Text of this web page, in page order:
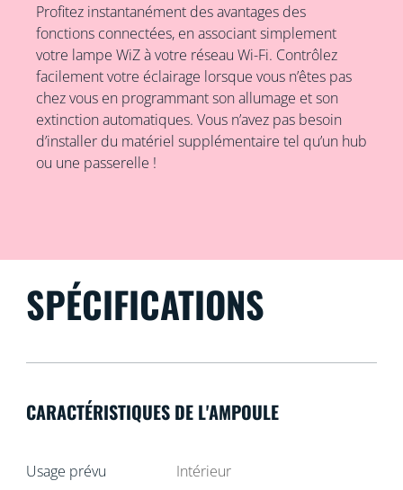
Profitez instantanément des avantages des
fonctions connectées, en associant simplement
votre lampe WiZ à votre réseau Wi-Fi. Contrôlez
facilement votre éclairage lorsque vous n’êtes pas
chez vous en programmant son allumage et son
extinction automatiques. Vous n’avez pas besoin
d’installer du matériel supplémentaire tel qu’un hub
ou une passerelle !
SPÉCIFICATIONS
CARACTÉRISTIQUES DE L'AMPOULE
Usage prévu Intérieur